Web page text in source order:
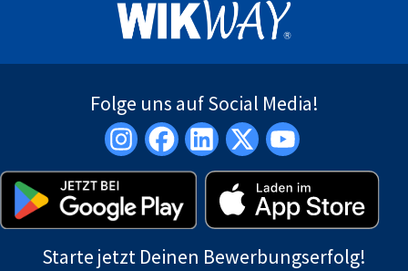
Folge uns auf Social Media!
Starte jetzt Deinen Bewerbungserfolg!